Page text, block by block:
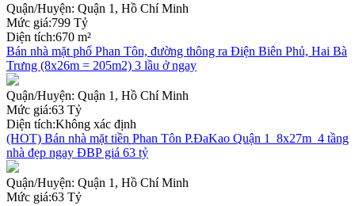
Quận/Huyện: Quận 1, Hồ Chí Minh
Mức giá:799 Tỷ
Diện tích:670 m²
Bán nhà mặt phố Phan Tôn, đường thông ra Điện Biên Phủ, Hai Bà
Trưng (8x26m = 205m2) 3 lầu ở ngay
Quận/Huyện: Quận 1, Hồ Chí Minh
Mức giá:63 Tỷ
Diện tích:Không xác định
(HOT) Bán nhà mặt tiền Phan Tôn P.ĐaKao Quận 1_8x27m_4 tầng
nhà đẹp ngay ĐBP giá 63 tỷ
Quận/Huyện: Quận 1, Hồ Chí Minh
Mức giá:63 Tỷ